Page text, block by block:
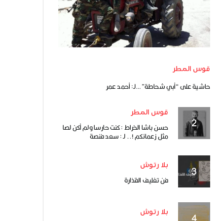
قوس المطر
حاشية على “أبي شحاطة” …لـ: أحمد عمر
قوس المطر
حسن باشا الخراط : كنت حارسا ولم أكن لصا
مثل زعمائكم !.. لـ : سعد فنصة
بلا رتوش
فن تغليف القذارة
بلا رتوش